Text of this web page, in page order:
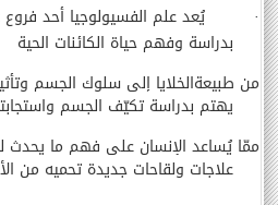
·
يُعد علم الفسيولوجيا أحد
بدراسة وفهم حياة الكائنات الحية
من طبيعةالخلايا إلى سلوك الجسم
يهتم بدراسة تكيّف الجسم
ممّا يُساعد الإنسان على فهم ما يحدث
علاجات ولقاحات جديدة تحميه من